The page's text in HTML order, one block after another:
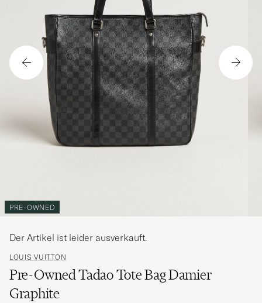
PRE-OWNED
LOUIS VUITTON
Pre-Owned Tadao Tote Bag Damier
Graphite
Der Artikel ist leider ausverkauft.